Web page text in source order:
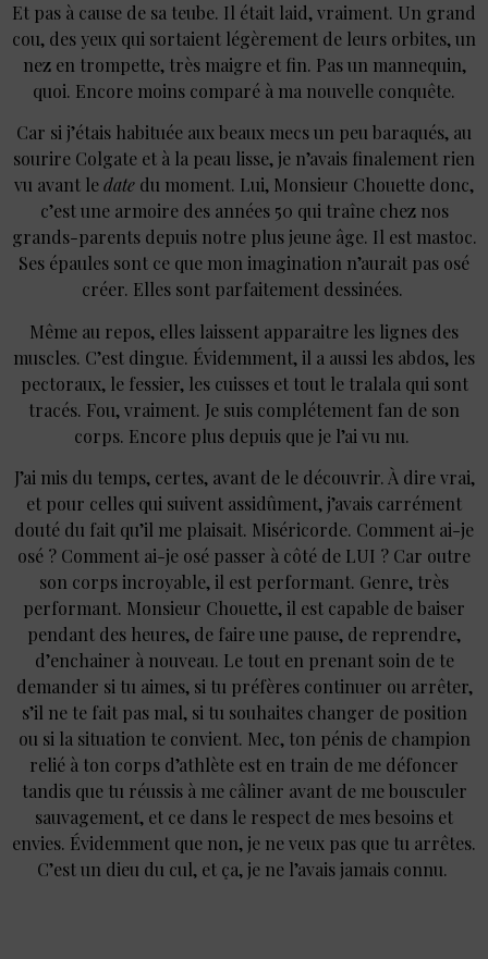
Et pas à cause de sa teube. Il était laid, vraiment. Un grand
cou, des yeux qui sortaient légèrement de leurs orbites, un
nez en trompette, très maigre et fin. Pas un mannequin,
quoi. Encore moins comparé à ma nouvelle conquête.
Car si j’étais habituée aux beaux mecs un peu baraqués, au
sourire Colgate et à la peau lisse, je n’avais finalement rien
vu avant ledate du moment. Lui, Monsieur Chouette donc,
c’est une armoire des années 50 qui traîne chez nos
grands-parents depuis notre plus jeune âge. Il est mastoc.
Ses épaules sont ce que mon imagination n’aurait pas osé
créer. Elles sont parfaitement dessinées.
Même au repos, elles laissent apparaitre les lignes des
muscles. C’est dingue. Évidemment, il a aussi les abdos, les
pectoraux, le fessier, les cuisses et tout le tralala qui sont
tracés. Fou, vraiment. Je suis complétement fan de son
corps. Encore plus depuis que je l’ai vu nu.
J’ai mis du temps, certes, avant de le découvrir. À dire vrai,
et pour celles qui suivent assidûment, j’avais carrément
douté du fait qu’il me plaisait. Miséricorde. Comment ai-je
osé ? Comment ai-je osé passer à côté de LUI ? Car outre
son corps incroyable, il est performant. Genre, très
performant. Monsieur Chouette, il est capable de baiser
pendant des heures, de faire une pause, de reprendre,
d’enchainer à nouveau. Le tout en prenant soin de te
demander si tu aimes, si tu préfères continuer ou arrêter,
s’il ne te fait pas mal, si tu souhaites changer de position
ou si la situation te convient. Mec, ton pénis de champion
relié à ton corps d’athlète est en train de me défoncer
tandis que tu réussis à me câliner avant de me bousculer
sauvagement, et ce dans le respect de mes besoins et
envies. Évidemment que non, je ne veux pas que tu arrêtes.
C’est un dieu du cul, et ça, je ne l’avais jamais connu.